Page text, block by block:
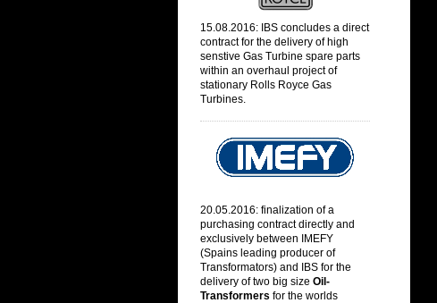
15.08.2016: IBS concludes a direct
contract for the delivery of high
senstive Gas Turbine spare parts
within an overhaul project of
stationary Rolls Royce Gas
Turbines.
20.05.2016: finalization of a
purchasing contract directly and
exclusively between IMEFY
(Spains leading producer of
Transformators) and IBS for the
delivery of two big size Oil-
Transformers for the worlds